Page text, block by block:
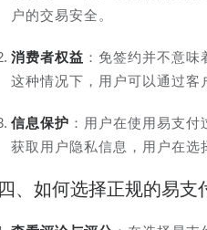
户的交易安全。
消费者权益 ：免签约并不意
这种情况下，用户可以通过客
信息保护 ：用户在使用易支
获取用户隐私信息，用户在选
四、如何选择正规的易支